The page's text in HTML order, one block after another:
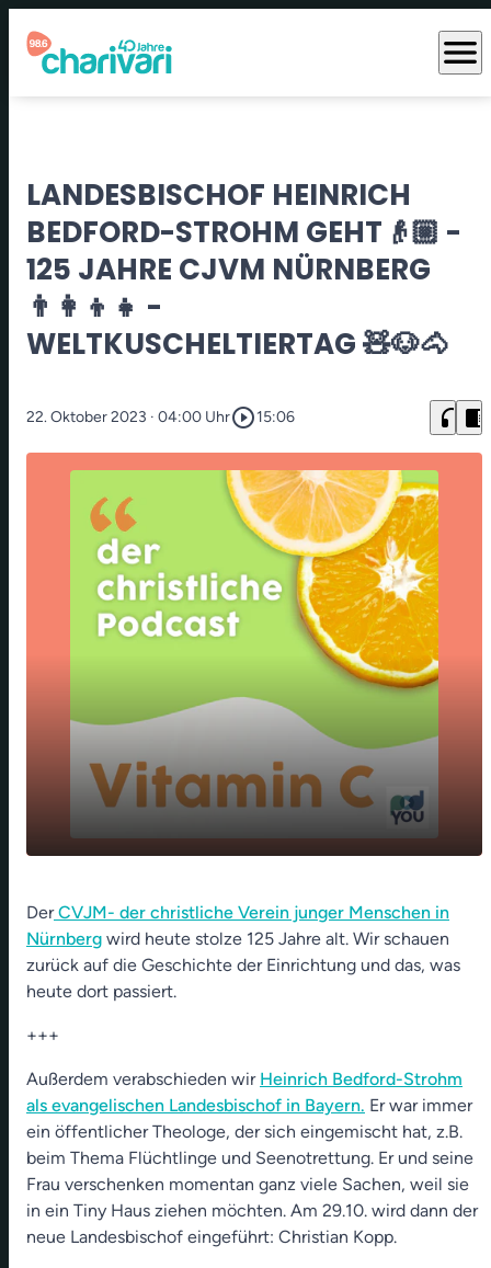
menu
LANDESBISCHOF HEINRICH
BEDFORD-STROHM GEHT👴🏼 -
125 JAHRE CJVM NÜRNBERG
👨‍👩‍👦‍👧 -
WELTKUSCHELTIERTAG 🧸🐶🐴
22. Oktober 2023 · 04:00 Uhrplay_circle_outline15:06 headphones chrome_reader_mode
play_arrow 👴🏼 - 125 Jahre CJVM Nürnberg 👨‍👩‍👦‍👧 -
Weltkuscheltiertag 🧸🐶🐴
00:00 15:06
DerCVJM- der christliche Verein junger Menschen in
Nürnberg wird heute stolze 125 Jahre alt. Wir schauen
zurück auf die Geschichte der Einrichtung und das, was
heute dort passiert.
+++
Außerdem verabschieden wir Heinrich Bedford-Strohm
als evangelischen Landesbischof in Bayern. Er war immer
ein öffentlicher Theologe, der sich eingemischt hat, z.B.
beim Thema Flüchtlinge und Seenotrettung. Er und seine
Frau verschenken momentan ganz viele Sachen, weil sie
in ein Tiny Haus ziehen möchten. Am 29.10. wird dann der
neue Landesbischof eingeführt: Christian Kopp.